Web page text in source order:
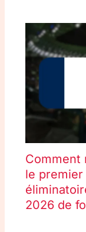
Comment
le premier
2026 de